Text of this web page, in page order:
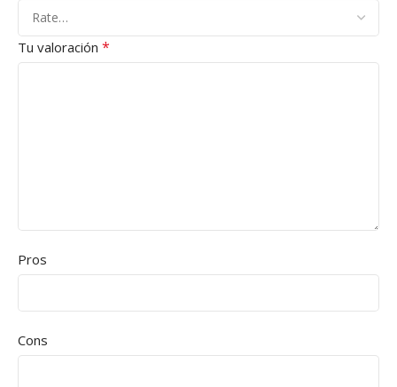
Tu valoración *
Pros
Cons